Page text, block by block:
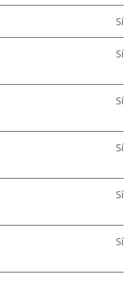
Sí
Sí
Sí
Sí
Sí
Sí